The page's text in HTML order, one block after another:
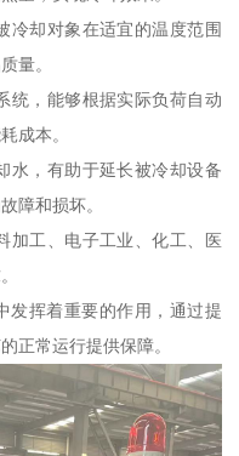
冷却对象在适宜的温度范围
量。
统，能够根据实际负荷自动
成本。
水，有助于延长被冷却设备
障和损坏。
加工、电子工业、化工、医
发挥着重要的作用，通过提
正常运行提供保障。